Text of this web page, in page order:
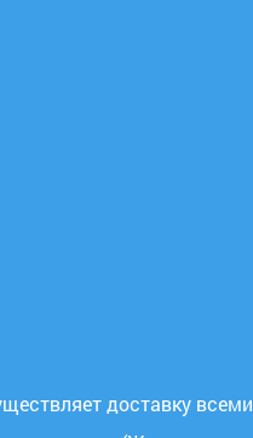
доставку